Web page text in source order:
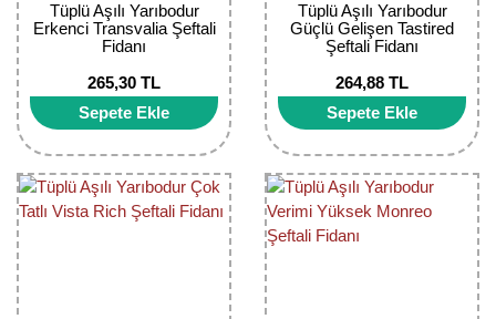
Tüplü Aşılı Yarıbodur
Erkenci Transvalia Şeftali
Fidanı
265,30 TL
Sepete Ekle
Tüplü Aşılı Yarıbodur
Güçlü Gelişen Tastired
Şeftali Fidanı
264,88 TL
Sepete Ekle